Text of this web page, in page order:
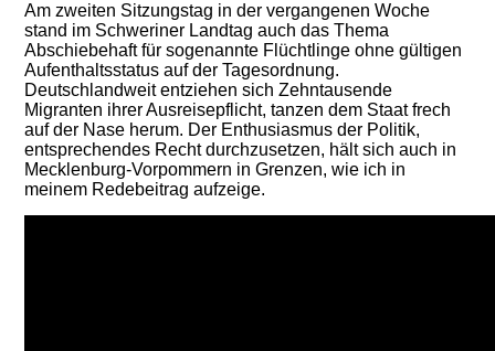
Am zweiten Sitzungstag in der vergangenen Woche
stand im Schweriner Landtag auch das Thema
Abschiebehaft für sogenannte Flüchtlinge ohne gültigen
Aufenthaltsstatus auf der Tagesordnung.
Deutschlandweit entziehen sich Zehntausende
Migranten ihrer Ausreisepflicht, tanzen dem Staat frech
auf der Nase herum. Der Enthusiasmus der Politik,
entsprechendes Recht durchzusetzen, hält sich auch in
Mecklenburg-Vorpommern in Grenzen, wie ich in
meinem Redebeitrag aufzeige.